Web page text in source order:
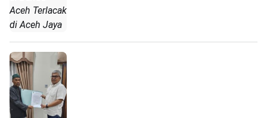
Aceh Terlacak
di Aceh Jaya